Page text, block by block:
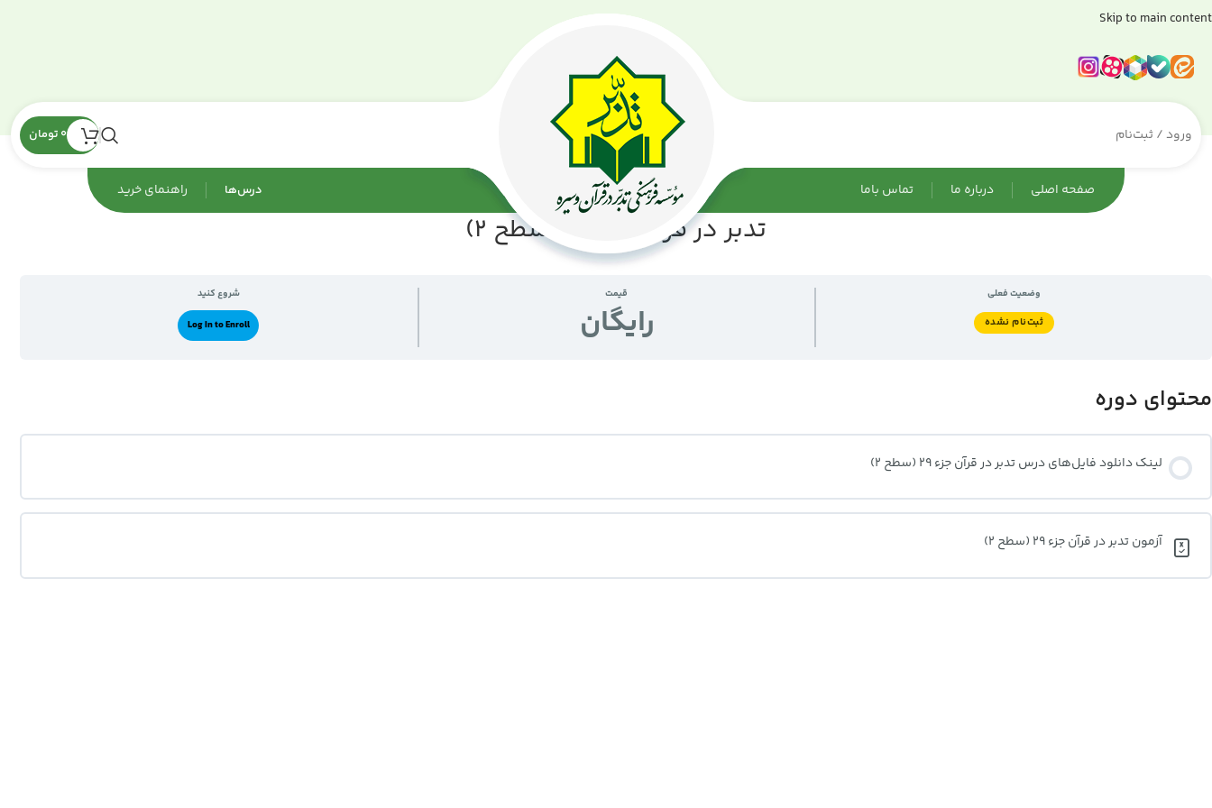
Skip to main content
ورود / ثبت‌نام 0 تومان
صفحه اصلی درباره ما تماس باما درس‌ها راهنمای‌ خرید
تدبر در قرآن جزء 29 (سطح 2)
وضعیت فعلی
ثبت‌نام نشده
قیمت
رايگان
شروع کنید
Log In to Enroll
محتوای دوره
لینک دانلود فایل‌های درس تدبر در قرآن جزء 29 (سطح 2)
آزمون تدبر در قرآن جزء 29 (سطح 2)